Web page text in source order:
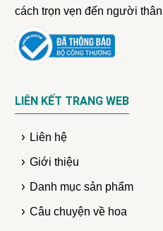
cách trọn vẹn đến người
LIÊN KẾT TRANG WEB
Liên hệ
Giới thiệu
Danh mục sản phẩm
Câu chuyện về hoa